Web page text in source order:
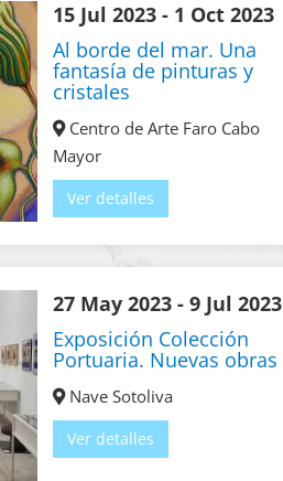
15 Jul 2023 - 1 Oct 2023
Al borde del mar. Una
fantasía de pinturas y
cristales
Centro de Arte Faro Cabo
Mayor
Ver detalles
27 May 2023 - 9 Jul 2023
Exposición Colección
Portuaria. Nuevas obras
Nave Sotoliva
Ver detalles